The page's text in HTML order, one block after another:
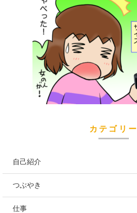
カテゴリー
自己紹介
つぶやき
仕事